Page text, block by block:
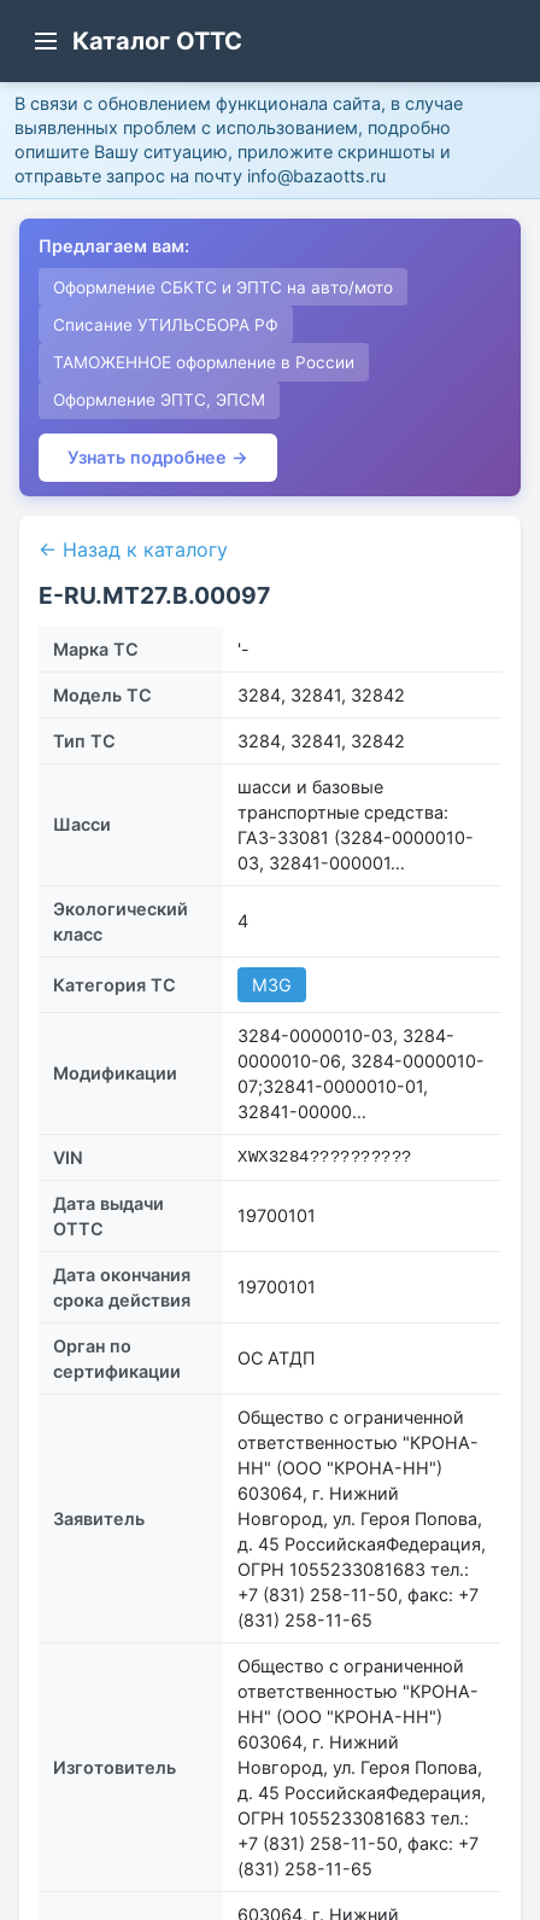
Каталог ОТТС
В связи с обновлением функционала сайта, в случае
выявленных проблем с использованием, подробно
опишите Вашу ситуацию, приложите скриншоты и
отправьте запрос на почту info@bazaotts.ru
Предлагаем вам:
Оформление СБКТС и ЭПТС на авто/мото
Списание УТИЛЬСБОРА РФ
ТАМОЖЕННОЕ оформление в России
Оформление ЭПТС, ЭПСМ
Узнать подробнее →
← Назад к каталогу
Е-RU.МТ27.B.00097
Марка ТС '-
Модель ТС 3284, 32841, 32842
Тип ТС 3284, 32841, 32842
Шасси
шасси и базовые
транспортные средства:
ГАЗ-33081 (3284-0000010-
03, 32841-000001…
Экологический
класс
4
Категория ТС M3G
Модификации
3284-0000010-03, 3284-
0000010-06, 3284-0000010-
07;32841-0000010-01,
32841-00000…
VIN XWX3284??????????
Дата выдачи
ОТТС
19700101
Дата окончания
срока действия
19700101
Орган по
сертификации
ОС АТДП
Заявитель
Общество с ограниченной
ответственностью "КРОНА-
НН" (ООО "КРОНА-НН")
603064, г. Нижний
Новгород, ул. Героя Попова,
д. 45 РоссийскаяФедерация,
ОГРН 1055233081683 тел.:
+7 (831) 258-11-50, факс: +7
(831) 258-11-65
Изготовитель
Общество с ограниченной
ответственностью "КРОНА-
НН" (ООО "КРОНА-НН")
603064, г. Нижний
Новгород, ул. Героя Попова,
д. 45 РоссийскаяФедерация,
ОГРН 1055233081683 тел.:
+7 (831) 258-11-50, факс: +7
(831) 258-11-65
603064, г. Нижний